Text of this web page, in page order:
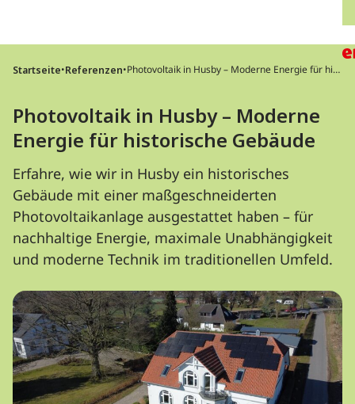
Startseite•Referenzen•Photovoltaik in Husby – Moderne Energie für hist
Photovoltaik in Husby – Moderne
Energie für historische Gebäude
Erfahre, wie wir in Husby ein historisches
Gebäude mit einer maßgeschneiderten
Photovoltaikanlage ausgestattet haben – für
nachhaltige Energie, maximale Unabhängigkeit
und moderne Technik im traditionellen Umfeld.